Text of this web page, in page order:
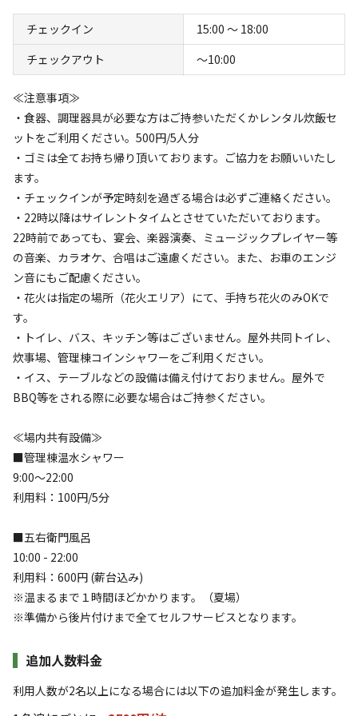
チェックイン
15:00 〜 18:00
チェックアウト
〜10:00
≪注意事項≫
・食器、調理器具が必要な方はご持参いただくかレンタル炊飯セ
ットをご利用ください。500円/5人分
・ゴミは全てお持ち帰り頂いております。ご協力をお願いいたし
ます。
・チェックインが予定時刻を過ぎる場合は必ずご連絡ください。
・22時以降はサイレントタイムとさせていただいております。
22時前であっても、宴会、楽器演奏、ミュージックプレイヤー等
の音楽、カラオケ、合唱はご遠慮ください。また、お車のエンジ
ン音にもご配慮ください。
・花火は指定の場所（花火エリア）にて、手持ち花火のみOKで
す。
・トイレ、バス、キッチン等はございません。屋外共同トイレ、
炊事場、管理棟コインシャワーをご利用ください。
・イス、テーブルなどの設備は備え付けておりません。屋外で
BBQ等をされる際に必要な場合はご持参ください。
≪場内共有設備≫
■管理棟温水シャワー
9:00〜22:00
利用料：100円/5分
■五右衛門風呂
10:00 - 22:00
利用料：600円 (薪台込み)
※温まるまで１時間ほどかかります。（夏場）
※準備から後片付けまで全てセルフサービスとなります。
追加人数料金
利用人数が2名以上になる場合には以下の追加料金が発生します。
空き状況検索
利用タイプ
宿泊 日帰り
チェックイン チェックアウト
利用人数
検索対象
検索
キャンプサイト（
宿泊 フリーサイト
【平日限定】オートフリーサイト【車両乗入
AC電 車両乗り たき
花火 喫煙
ペット同 リードフ